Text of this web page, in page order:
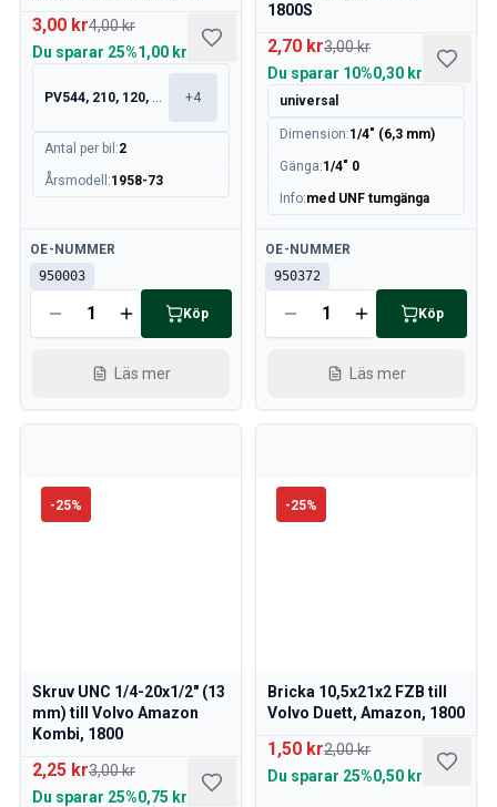
3,00 kr4,00 kr
Du sparar 25%1,00 kr
PV544, 210, 120, 130 +4
Antal per bil :2
Årsmodell :1958-73
Tillgänglig
OE-NUMMER
950003
Köp
Läs mer
1800S
2,70 kr3,00 kr
Du sparar 10%0,30 kr
universal
Dimension:1/4" (6,3 mm)
Gänga:1/4" 0
Info:med UNF tumgänga
Tillgänglig
OE-NUMMER
950372
Köp
Läs mer
-25%
Skruv UNC 1/4-20x1/2" (13
mm) till Volvo Amazon
Kombi, 1800
2,25 kr3,00 kr
Du sparar 25%0,75 kr
-25%
Bricka 10,5x21x2 FZB till
Volvo Duett, Amazon, 1800
1,50 kr2,00 kr
Du sparar 25%0,50 kr